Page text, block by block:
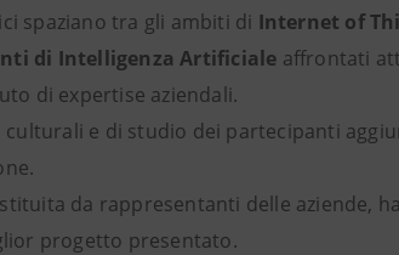
spaziano tra gli ambiti di Internet of
di Intelligenza Artificiale affrontati
di expertise aziendali.
culturali e di studio dei partecipanti
da rappresentanti delle aziende,
progetto presentato.